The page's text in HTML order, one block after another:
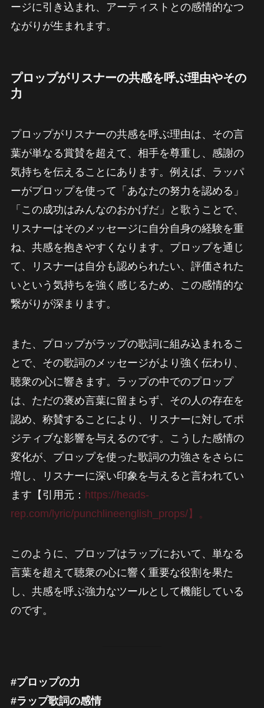
ージに引き込まれ、アーティストとの感情的なつ
ながりが生まれます。
プロップがリスナーの共感を呼ぶ理由やその
力
プロップがリスナーの共感を呼ぶ理由は、その言
葉が単なる賞賛を超えて、相手を尊重し、感謝の
気持ちを伝えることにあります。例えば、ラッパ
ーがプロップを使って「あなたの努力を認める」
「この成功はみんなのおかげだ」と歌うことで、
リスナーはそのメッセージに自分自身の経験を重
ね、共感を抱きやすくなります。プロップを通じ
て、リスナーは自分も認められたい、評価された
いという気持ちを強く感じるため、この感情的な
繋がりが深まります。
また、プロップがラップの歌詞に組み込まれるこ
とで、その歌詞のメッセージがより強く伝わり、
聴衆の心に響きます。ラップの中でのプロップ
は、ただの褒め言葉に留まらず、その人の存在を
認め、称賛することにより、リスナーに対してポ
ジティブな影響を与えるのです。こうした感情の
変化が、プロップを使った歌詞の力強さをさらに
増し、リスナーに深い印象を与えると言われてい
ます【引用元： https://heads-
rep.com/lyric/punchlineenglish_props/】。
このように、プロップはラップにおいて、単なる
言葉を超えて聴衆の心に響く重要な役割を果た
し、共感を呼ぶ強力なツールとして機能している
のです。
#プロップの力
#ラップ歌詞の感情